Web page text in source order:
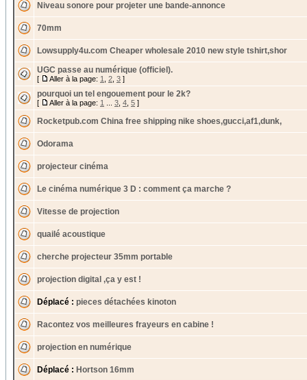
Niveau sonore pour projeter une bande-annonce
70mm
Lowsupply4u.com Cheaper wholesale 2010 new style tshirt,shor
UGC passe au numérique (officiel).
[ Aller à la page: 1 2 3 ]
pourquoi un tel engouement pour le 2k?
[ Aller à la page: 1 3 4 5 ]
Rocketpub.com China free shipping nike shoes,gucci,af1,dunk,
Odorama
projecteur cinéma
Le cinéma numérique 3 D : comment ça marche ?
Vitesse de projection
quailé acoustique
cherche projecteur 35mm portable
projection digital ,ça y est !
Déplacé : pieces détachées kinoton
Racontez vos meilleures frayeurs en cabine !
projection en numérique
Déplacé : Hortson 16mm